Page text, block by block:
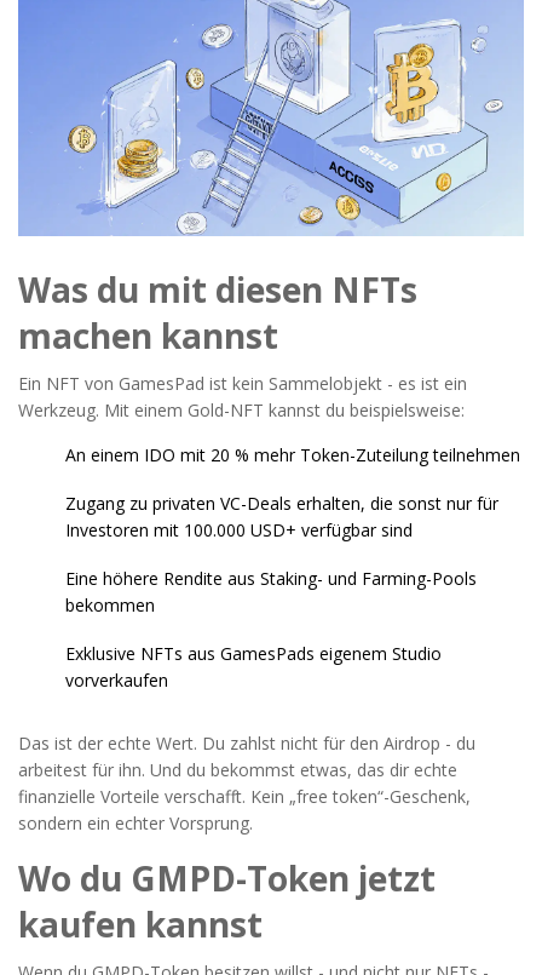
Was du mit diesen NFTs
machen kannst
Ein NFT von GamesPad ist kein Sammelobjekt - es ist ein
Werkzeug. Mit einem Gold-NFT kannst du beispielsweise:
An einem IDO mit 20 % mehr Token-Zuteilung teilnehmen
Zugang zu privaten VC-Deals erhalten, die sonst nur für
Investoren mit 100.000 USD+ verfügbar sind
Eine höhere Rendite aus Staking- und Farming-Pools
bekommen
Exklusive NFTs aus GamesPads eigenem Studio
vorverkaufen
Das ist der echte Wert. Du zahlst nicht für den Airdrop - du
arbeitest für ihn. Und du bekommst etwas, das dir echte
finanzielle Vorteile verschafft. Kein „free token“-Geschenk,
sondern ein echter Vorsprung.
Wo du GMPD-Token jetzt
kaufen kannst